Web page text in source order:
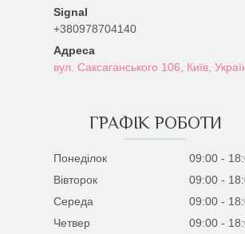
Signal
+380978704140
вул. Саксаганського 106, Київ,
ГРАФІК РОБОТИ
Понеділок 09:00
Вівторок
09:00
Середа
09:00
Четвер
09:00